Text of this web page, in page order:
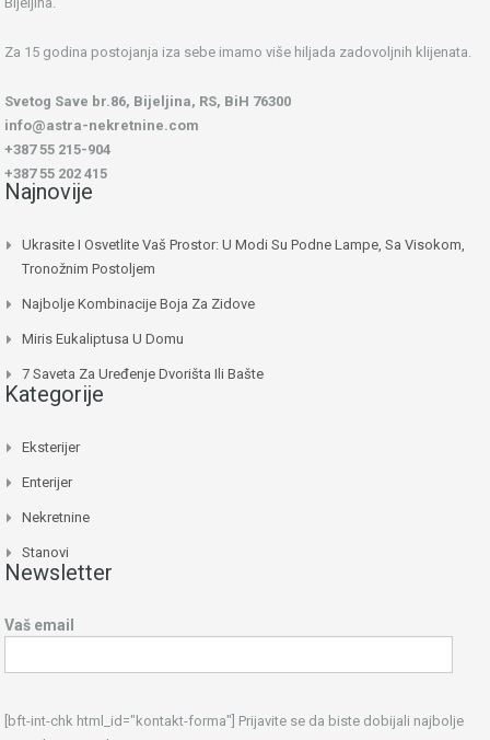
Za 15 godina postojanja iza sebe imamo više hiljada zadovoljnih klijenata.
Svetog Save br.86, Bijeljina, RS, BiH 76300
info@astra-nekretnine.com
+387 55 215-904
+387 55 202 415
Najnovije
Ukrasite I Osvetlite Vaš Prostor: U Modi Su Podne Lampe, Sa Visokom,
Tronožnim Postoljem
Najbolje Kombinacije Boja Za Zidove
Miris Eukaliptusa U Domu
7 Saveta Za Uređenje Dvorišta Ili Bašte
Kategorije
Eksterijer
Enterijer
Nekretnine
Stanovi
Newsletter
Vaš email
[bft-int-chk html_id="kontakt-forma"] Prijavite se da biste dobijali najbolje